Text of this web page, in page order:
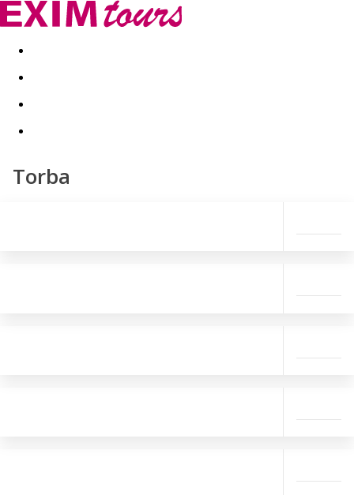
Akční nabídky Last minute
Torba